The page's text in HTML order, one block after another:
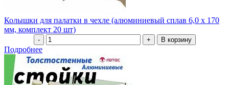
Колышки для палатки в чехле (алюминиевый сплав 6,0 х 170
мм, комплект 20 шт)
Подробнее